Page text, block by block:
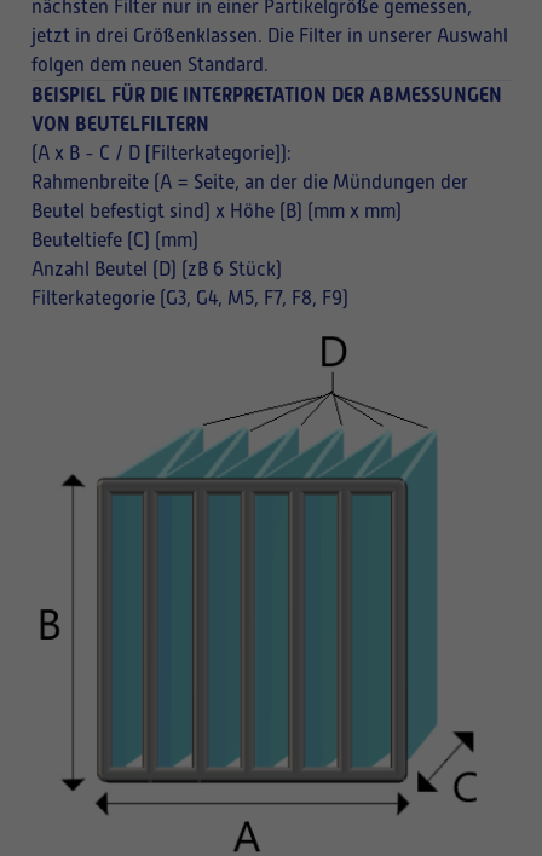
nächsten Filter nur in einer Partikelgröße gemessen,
jetzt in drei Größenklassen. Die Filter in unserer Auswahl
folgen dem neuen Standard.
BEISPIEL FÜR DIE INTERPRETATION DER ABMESSUNGEN
VON BEUTELFILTERN
(A x B - C / D [Filterkategorie]):
Rahmenbreite (A = Seite, an der die Mündungen der
Beutel befestigt sind) x Höhe (B) (mm x mm)
Beuteltiefe (C) (mm)
Anzahl Beutel (D) (zB 6 Stück)
Filterkategorie (G3, G4, M5, F7, F8, F9)